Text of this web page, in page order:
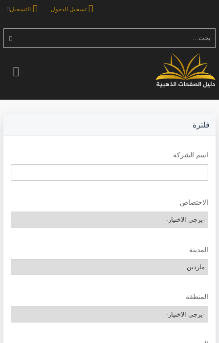
التسجيل تسجيل الدخول
بحث...
فلترة
اسم الشركة
الاختصاص
المدينة
المنطقة